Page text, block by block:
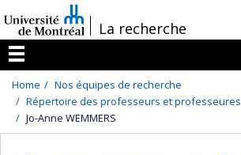
au
contenu
/La recherche
Menu
Home
Nos équipes de recherche
Répertoire des professeurs et professeures
Jo-Anne WEMMERS